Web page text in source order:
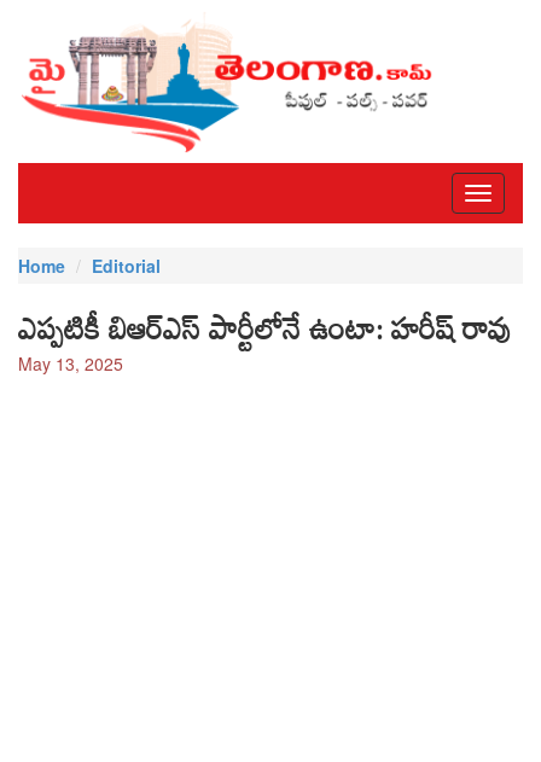
Toggle
Home
Editorial
ఎప్పటికీ బిఆర్ఎస్ పార్టీలోనే ఉంటా: హరీష్ రావు
May 13, 2025